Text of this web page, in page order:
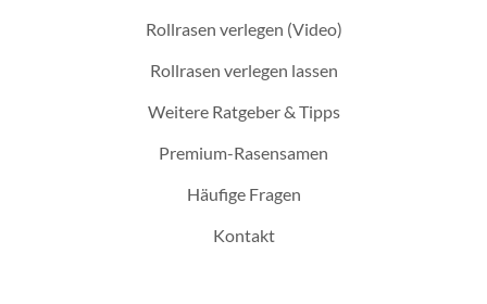
Rollrasen verlegen (Video)
Rollrasen verlegen lassen
Weitere Ratgeber & Tipps
Premium-Rasensamen
Häufige Fragen
Kontakt